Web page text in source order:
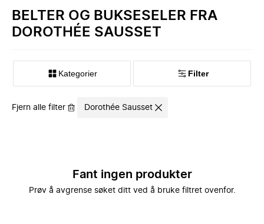
BELTER OG BUKSESELER FRA
DOROTHÉE SAUSSET
Kategorier Filter
Fjern alle filter Dorothée Sausset
Fant ingen produkter
Prøv å avgrense søket ditt ved å bruke filtret ovenfor.